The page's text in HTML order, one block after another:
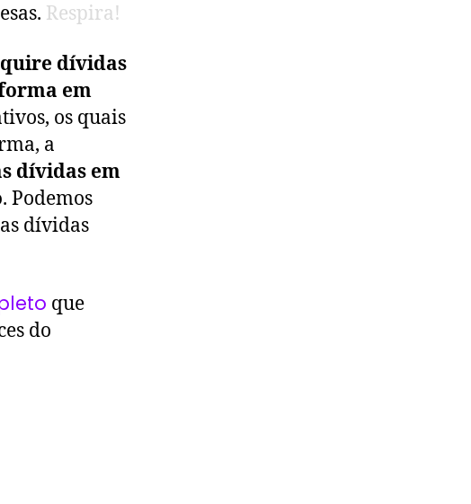
Respira!
dívidas
em
os quais
a
dívidas em
. Podemos
dívidas
que
do